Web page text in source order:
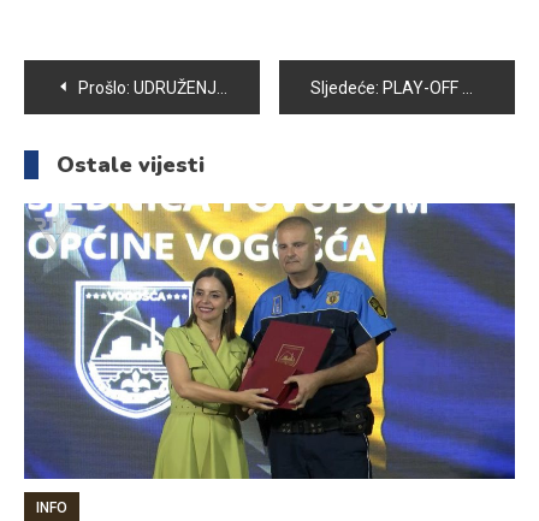
Navigacija
članaka
Prošlo: UDRUŽENJE “MOSTOVI” ODRŽALO EDUKATIVNO PREDAVANJE Sljedeće: PLAY-OFF ZA PRVAKA A1 LIGE BIH: PORAZ VOGOŠĆANA NA DOMAĆEM PARKETU
Ostale vijesti
INFO